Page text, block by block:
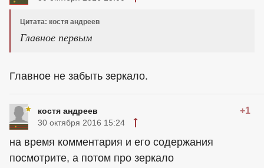
Цитата: костя андреев
Главное первым
Главное не забыть зеркало.
костя андреев +1
30 октября 2016 15:24
на время комментария и его содержания
посмотрите, а потом про зеркало